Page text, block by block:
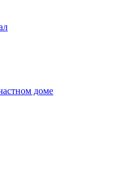
доме